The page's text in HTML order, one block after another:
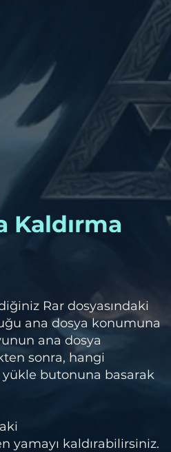
Kaldırma
Rar dosyasındaki
ana dosya konumuna
ana dosya
sonra, hangi
butonuna basarak
yamayı kaldırabilirsiniz.